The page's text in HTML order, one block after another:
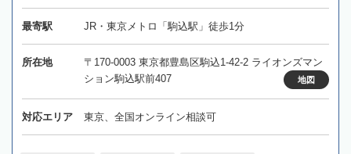
最寄駅 JR・東京メトロ「駒込駅」徒歩1分
所在地
〒170-0003 東京都豊島区駒込1-42-2 ライオンズマン
ション駒込駅前407
地図
対応エリア 東京、全国オンライン相談可